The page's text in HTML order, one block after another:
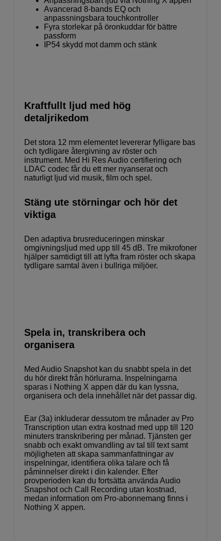
Avancerad 8-bands EQ och
anpassningsbara touchkontroller
Fyra storlekar på öronkuddar för bättre
passform
IP54 skydd mot damm och stänk
Kraftfullt ljud med hög
detaljrikedom
Det stora 12 mm elementet levererar fylligare bas
och tydligare återgivning av röster och
instrument. Med Hi Res Audio certifiering och
LDAC codec får du ett mer nyanserat och
naturligt ljud vid musik, film och spel.
Stäng ute störningar och hör det
viktiga
Den adaptiva brusreduceringen minskar
omgivningsljud med upp till 45 dB. Tre mikrofoner
hjälper samtidigt till att lyfta fram röster och skapa
tydligare samtal även i bullriga miljöer.
Spela in, transkribera och
organisera
Med Audio Snapshot kan du snabbt spela in det
du hör direkt från hörlurarna. Inspelningarna
sparas i Nothing X appen där du kan lyssna,
organisera och dela innehållet när det passar dig.
Ear (3a) inkluderar dessutom tre månader av Pro
Transcription utan extra kostnad med upp till 120
minuters transkribering per månad. Tjänsten ger
snabb och exakt omvandling av tal till text samt
möjligheten att skapa sammanfattningar av
inspelningar, identifiera olika talare och få
påminnelser direkt i din kalender. Efter
provperioden kan du fortsätta använda Audio
Snapshot och Call Recording utan kostnad,
medan information om Pro-abonnemang finns i
Nothing X appen.